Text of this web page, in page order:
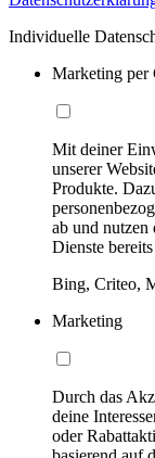
Individuelle
Marketing per
Mit deiner
unserer
Produkte.
ab und nutzen
Dienste
Bing, Criteo,
Marketing
Durch das
deine
oder